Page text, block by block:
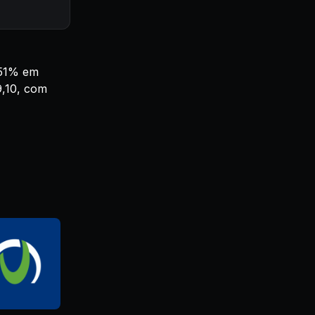
em
com